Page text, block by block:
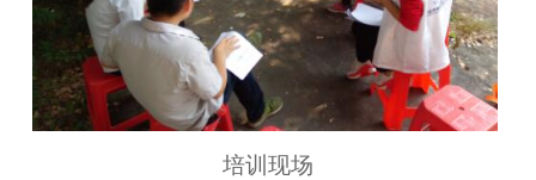
培训现场